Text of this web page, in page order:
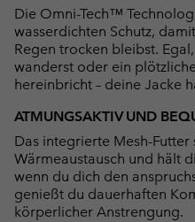
Die Omni-Tech™
wasserdichten Schutz,
Regen trocken bleibst.
wanderst oder ein
hereinbricht – deine Jacke
ATMUNGSAKTIV UND
Das integrierte Mesh-
Wärmeaustausch und hält
wenn du dich den
genießt du dauerhaften
körperlicher Anstrengung.